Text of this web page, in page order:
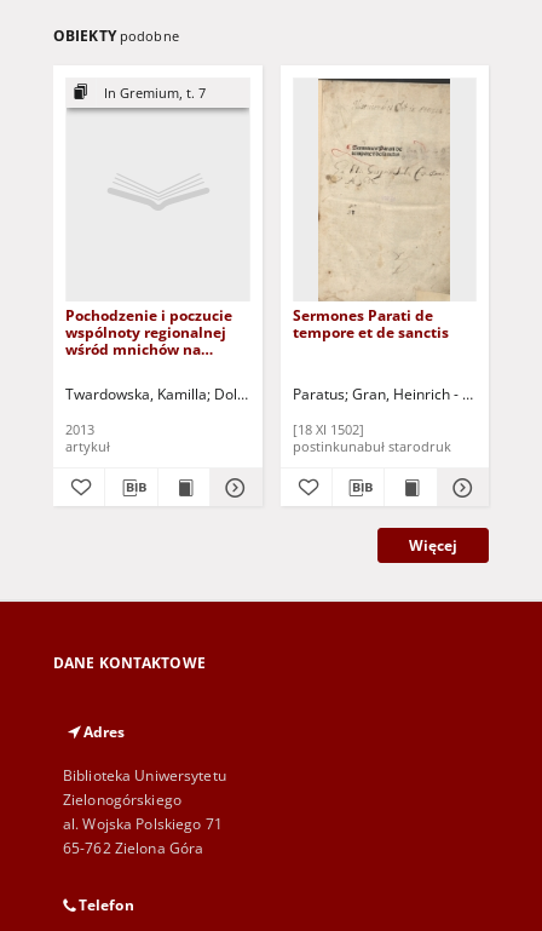
OBIEKTY podobne
In Gremium, t. 7
Pochodzenie i poczucie
wspólnoty regionalnej
wśród mnichów na
,,Żywotów mnichów
Scytopolis =
Twardowska, Kamilla Dolański, Dariusz (1966 - ) - red.
2013
artykuł
Sermones Parati de
tempore et de sanctis
Paratus Gran, Heinrich - [wyd.]
[18 XI 1502]
postinkunabuł starodruk
Więcej
DANE KONTAKTOWE
Adres
Biblioteka Uniwersytetu
Zielonogórskiego
al. Wojska Polskiego 71
65-762 Zielona Góra
Telefon